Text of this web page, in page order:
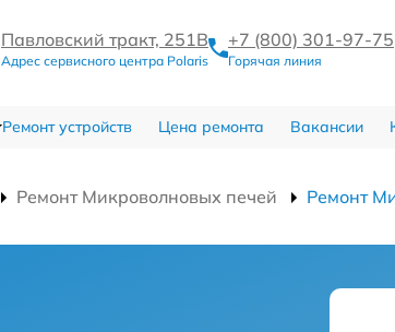
Павловский тракт, 251В
Адрес сервисного центра Polaris
+7 (800) 301-97-75
Горячая линия
Ремонт устройств Цена ремонта Вакансии
Ремонт Микроволновых печей Ремонт